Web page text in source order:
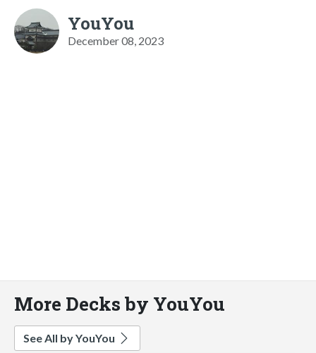
YouYou
December 08, 2023
More Decks by YouYou
See All by YouYou